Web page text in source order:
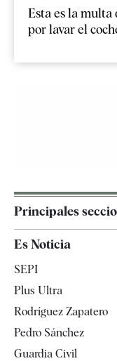
Esta es la
por lavar el
Principales
Televisión
Es Noticia
SEPI
Plus Ultra
Rodríguez Zapatero
Pedro Sánchez
Guardia Civil